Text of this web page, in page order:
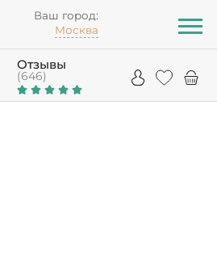
Ваш город:
Москва
Отзывы
(646)